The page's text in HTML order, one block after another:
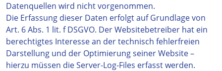
Datenquellen wird nicht vorgenommen.
Die Erfassung dieser Daten erfolgt auf Grundlage von
Art. 6 Abs. 1 lit. f DSGVO. Der Websitebetreiber hat ein
berechtigtes Interesse an der technisch fehlerfreien
Darstellung und der Optimierung seiner Website –
hierzu müssen die Server-Log-Files erfasst werden.